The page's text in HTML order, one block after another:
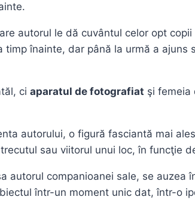
autorul le dă cuvântul celor opt
timp înainte, dar până la urmă a
ci aparatul de fotografiat şi femeia
autorului, o figură fasciantă mai
sau viitorul unui loc, în funcţie
autorul companioanei sale, se
într-un moment unic dat, într-o